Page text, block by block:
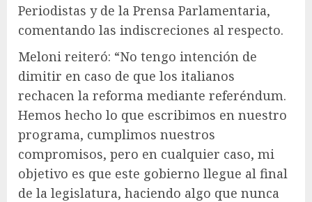
Periodistas y de la Prensa Parlamentaria,
comentando las indiscreciones al respecto.
Meloni reiteró: “No tengo intención de
dimitir en caso de que los italianos
rechacen la reforma mediante referéndum.
Hemos hecho lo que escribimos en nuestro
programa, cumplimos nuestros
compromisos, pero en cualquier caso, mi
objetivo es que este gobierno llegue al final
de la legislatura, haciendo algo que nunca